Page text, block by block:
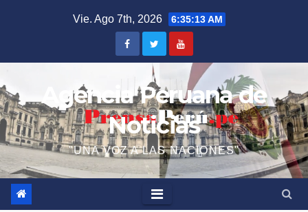
Vie. Ago 7th, 2026 6:35:14 AM
Agencia Peruana de
Noticias
"UNA VOZ A LAS NACIONES"